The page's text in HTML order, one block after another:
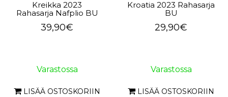
Kreikka 2023
Rahasarja Nafplio BU
39,90€
Varastossa
LISÄÄ OSTOSKORIIN
Kroatia 2023 Rahasarja
BU
29,90€
Varastossa
LISÄÄ OSTOSKORIIN